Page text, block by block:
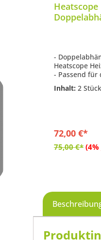
Heatscope
-
Heatscope
- Passend für
und Spot
- Aus Edelstahl
Inhalt: 2 Stück
72,00 €*
75,00 €*In